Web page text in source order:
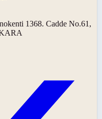
1368. Cadde No.61,